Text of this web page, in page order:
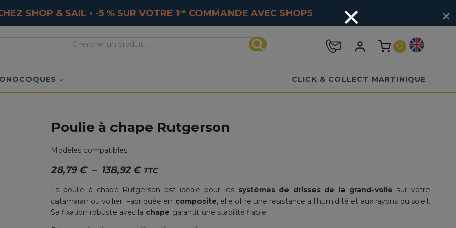
Recherche 0
CLICK & COLLECT MARTINIQUE
Poulie à chape Rutgerson
Modèles compatibles :
28,79 € – 138,92 €Plage
prix :
28,79 €
TTC
La poulie à chape Rutgerson est idéale pour les systèmes de drisses de la grand-voile sur votre
catamaran ou voilier. Fabriquée en composite, elle offre une résistance à l’humidité et aux rayons du soleil.
Sa fixation robuste avec la chape garantit une stabilité fiable.
SHOP & SAIL • -5 % SUR VOTRE 1ʳᵉ COMMANDE AVEC SHOP5